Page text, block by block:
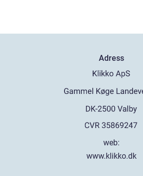
Adress
web:
www.klikko.dk